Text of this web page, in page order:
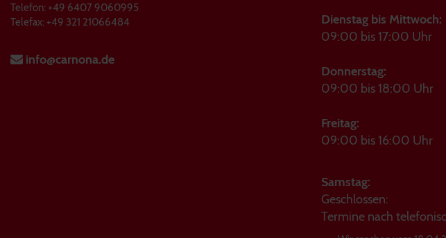
Telefon: +49 6407 9060995
Telefax: +49 321 21066484
info@carnona.de
Dienstag bis Mittwoch:
09:00 bis 17:00 Uhr
Donnerstag:
09:00 bis 18:00 Uhr
Freitag:
09:00 bis 16:00 Uhr
Samstag:
Geschlossen:
Termine nach